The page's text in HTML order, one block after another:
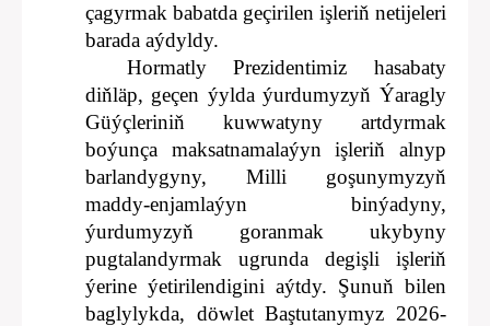
çagyrmak babatda geçirilen işleriň netijeleri
barada aýdyldy.
Hormatly Prezidentimiz hasabaty
diňläp, geçen ýylda ýurdumyzyň Ýaragly
Güýçleriniň kuwwatyny artdyrmak
boýunça maksatnamalaýyn işleriň alnyp
barlandygyny, Milli goşunymyzyň
maddy-enjamlaýyn binýadyny,
ýurdumyzyň goranmak ukybyny
pugtalandyrmak ugrunda degişli işleriň
ýerine ýetirilendigini aýtdy. Şunuň bilen
baglylykda, döwlet Baştutanymyz 2026-